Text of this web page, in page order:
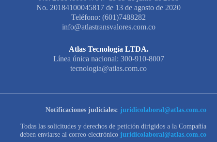
No. 20184100045817 de 13 de agosto de 2020
Teléfono: (601)7488282
info@atlastransvalores.com.co
Atlas Tecnología LTDA.
Línea única nacional: 300-910-8007
tecnologia@atlas.com.co
Notificaciones judiciales: juridicolaboral@atlas.com.co
Todas las solicitudes y derechos de petición dirigidos a la Compañía
deben enviarse al correo electrónico juridicolaboral@atlas.com.co